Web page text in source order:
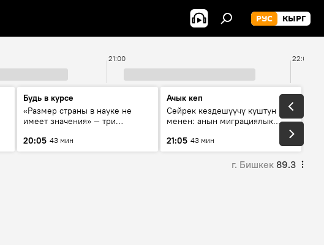
РУС КЫРГ
21:00 22:00
Будь в курсе
«Размер страны в науке не
имеет значения» — три
России и Кыргызстана в
образовании и исследованиях
20:05 43 мин
Ачык кеп
Сейрек кездешүүчү куштун изи
менен: анын миграциялык
21:05 43 мин
г. Бишкек 89.3